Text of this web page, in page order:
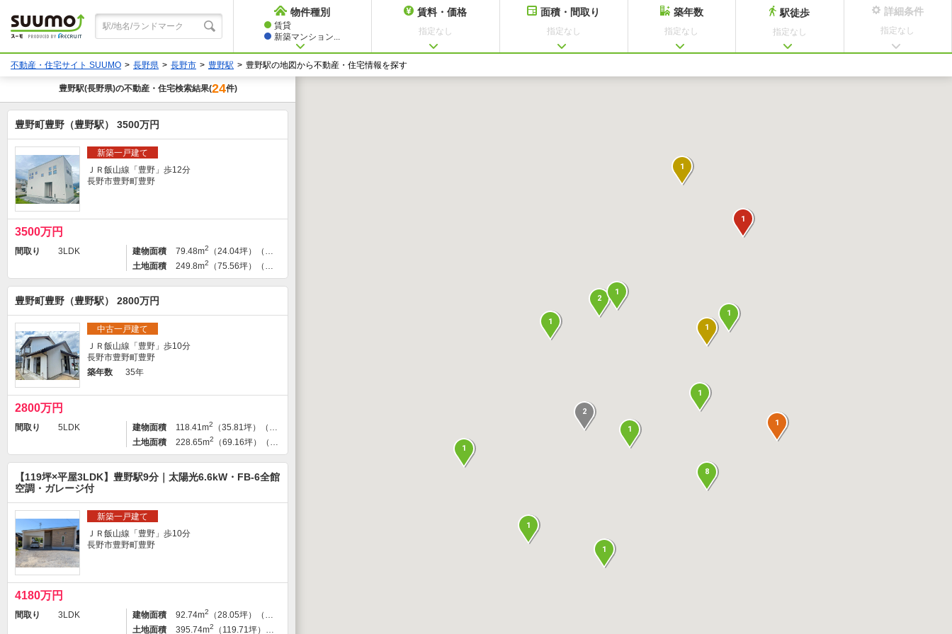
物件種別
賃貸
新築マンション...
賃料・価格
指定なし
面積・間取り
指定なし
築年数
指定なし
駅徒歩
指定なし
詳細条件
指定なし
不動産・住宅サイト SUUMO 長野県 長野市 豊野駅 豊野駅の地図から不動産・住宅情報を探す
1
1
1
2
1
2
1
1
1
1
8
1
1
1
1
豊野駅(長野県)の不動産・住宅検索結果(24件)
豊野町豊野（豊野駅） 3500万円
新築一戸建て
ＪＲ飯山線「豊野」歩12分
長野市豊野町豊野
3500万円
間取り 3LDK 建物面積 79.48m2
（24.04坪）（登記）
土地面積
249.8m2 （75.56坪）（登記）
豊野町豊野（豊野駅） 2800万円
中古一戸建て
ＪＲ飯山線「豊野」歩10分
長野市豊野町豊野
築年数
35年
2800万円
間取り 5LDK 建物面積 118.41m2
（35.81坪）（登記）
土地面積
228.65m2 （69.16坪）（登記）
【119坪×平屋3LDK】豊野駅9分｜太陽光6.6kW・FB-6全館
空調・ガレージ付
新築一戸建て
ＪＲ飯山線「豊野」歩10分
長野市豊野町豊野
4180万円
間取り 3LDK 建物面積 92.74m2
（28.05坪）（登記）
土地面積
395.74m2 （119.71坪）（登記）